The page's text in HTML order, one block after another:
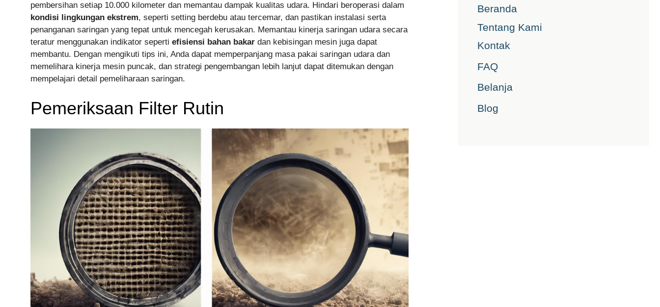
pembersihan setiap 10.000 kilometer dan memantau dampak kualitas udara. Hindari beroperasi dalam
kondisi lingkungan ekstrem, seperti setting berdebu atau tercemar, dan pastikan instalasi serta
penanganan saringan yang tepat untuk mencegah kerusakan. Memantau kinerja saringan udara secara
teratur menggunakan indikator seperti efisiensi bahan bakar dan kebisingan mesin juga dapat
membantu. Dengan mengikuti tips ini, Anda dapat memperpanjang masa pakai saringan udara dan
memelihara kinerja mesin puncak, dan strategi pengembangan lebih lanjut dapat ditemukan dengan
mempelajari detail pemeliharaan saringan.
Pemeriksaan Filter Rutin
Beranda
Tentang Kami
Kontak
FAQ
Belanja
Blog